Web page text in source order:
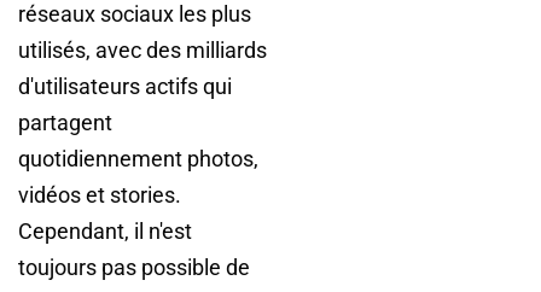
réseaux sociaux les plus
utilisés, avec des milliards
d'utilisateurs actifs qui
partagent
quotidiennement photos,
vidéos et stories.
Cependant, il n'est
toujours pas possible de